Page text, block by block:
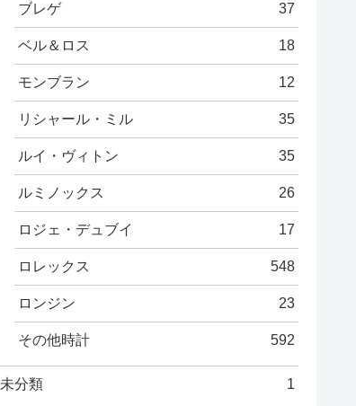
ブレゲ 37
ベル＆ロス 18
モンブラン 12
リシャール・ミル 35
ルイ・ヴィトン 35
ルミノックス 26
ロジェ・デュブイ 17
ロレックス 548
ロンジン 23
その他時計 592
未分類 1